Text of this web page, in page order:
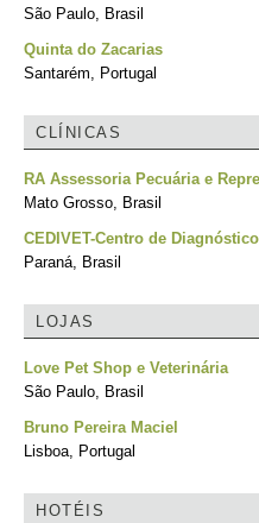
São Paulo, Brasil
Quinta do Zacarias
Santarém, Portugal
CLÍNICAS
RA Assessoria Pecuária e
Mato Grosso, Brasil
CEDIVET-Centro de
Paraná, Brasil
LOJAS
Love Pet Shop e Veterinária
São Paulo, Brasil
Bruno Pereira Maciel
Lisboa, Portugal
HOTÉIS